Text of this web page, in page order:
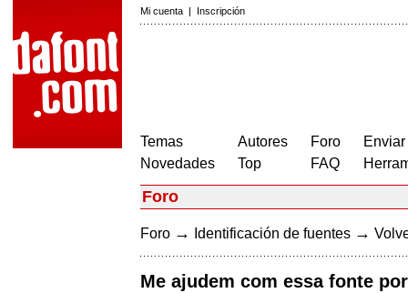
Mi cuenta | Inscripción
Temas
Novedades
Autores
Top
Foro
FAQ
Foro
Foro → Identificación de fuentes →
Me ajudem com essa fonte